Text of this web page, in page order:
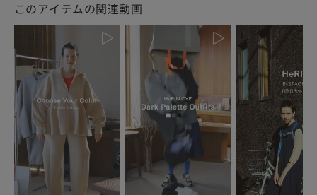
このアイテムの関連動画